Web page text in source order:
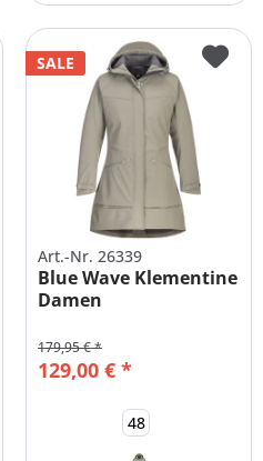
SALE
Art.-Nr. 26339
Blue Wave Klementine
Damen
129,00 € *
179,95 € *
48